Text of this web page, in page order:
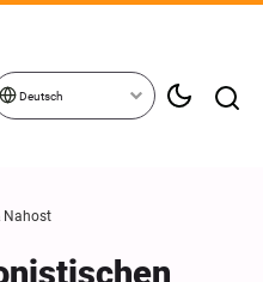
Deutsch
Nahost